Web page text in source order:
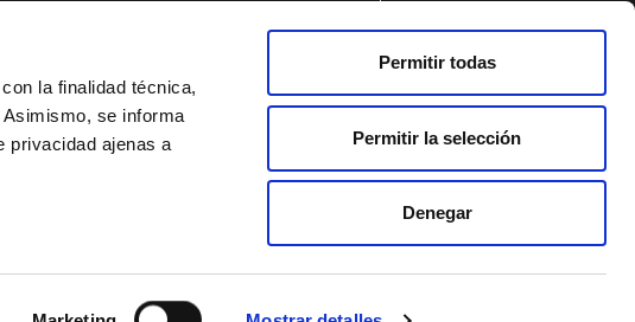
la finalidad técnica,
se informa
privacidad ajenas a
Permitir todas
Permitir la selección
Denegar